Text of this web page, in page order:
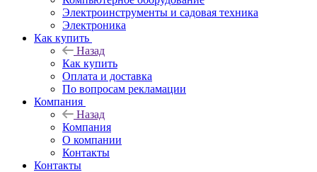
Электроинструменты и садовая техника
Электроника
Как купить
Назад
Как купить
Оплата и доставка
По вопросам рекламации
Компания
Назад
Компания
О компании
Контакты
Контакты